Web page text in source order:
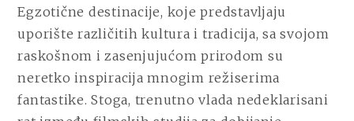
Egzotične destinacije, koje predstavljaju
uporište različitih kultura i tradicija, sa svojom
raskošnom i zasenjujućom prirodom su
neretko inspiracija mnogim režiserima
fantastike. Stoga, trenutno vlada nedeklarisani